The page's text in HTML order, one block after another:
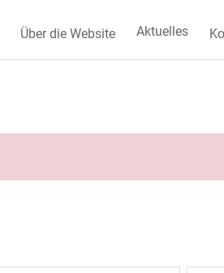
Über die Website Aktuelles